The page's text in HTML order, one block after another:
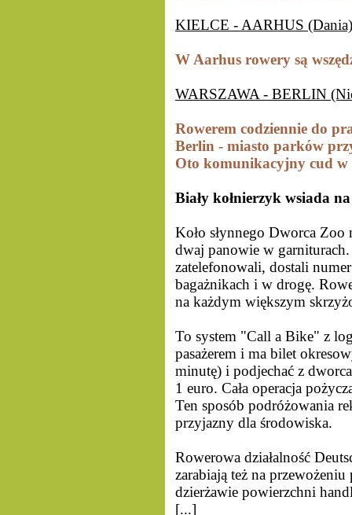
KIELCE - AARHUS (Dania)
W Aarhus rowery są
WARSZAWA - BERLIN
Rowerem codziennie do
Berlin - miasto parków
Oto komunikacyjny cud w
Biały kołnierzyk wsiada
Koło słynnego Dworca
dwaj panowie w
zatelefonowali, dostali
bagażnikach i w drogę.
na każdym większym
To system "Call a Bike" z
pasażerem i ma bilet
minutę) i podjechać z
1 euro. Cała operacja
Ten sposób podróżowania
przyjazny dla środowiska.
Rowerowa działalność
zarabiają też na
dzierżawie powierzchni
[...]